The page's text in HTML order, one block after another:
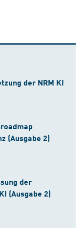
der NRM KI
(Ausgabe 2)
der
(Ausgabe 2)